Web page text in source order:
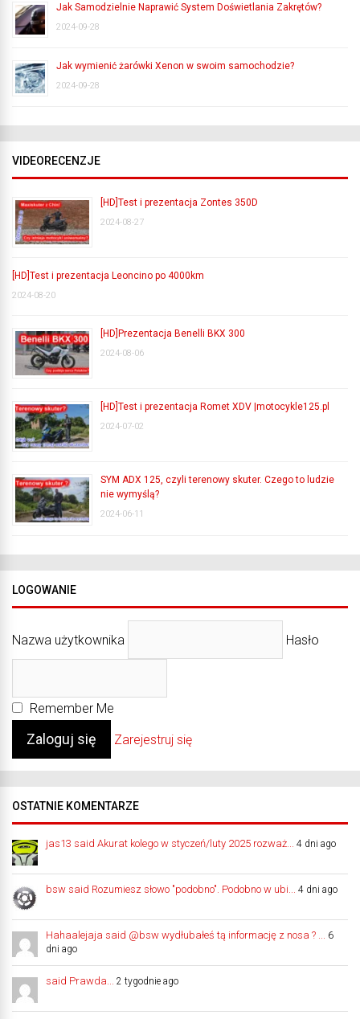
Jak Samodzielnie Naprawić System Doświetlania Zakrętów?
2024-09-28
Jak wymienić żarówki Xenon w swoim samochodzie?
2024-09-28
VIDEORECENZJE
[HD]Test i prezentacja Zontes 350D
2024-08-27
[HD]Test i prezentacja Leoncino po 4000km
2024-08-20
[HD]Prezentacja Benelli BKX 300
2024-08-06
[HD]Test i prezentacja Romet XDV |motocykle125.pl
2024-07-02
SYM ADX 125, czyli terenowy skuter. Czego to ludzie
nie wymyślą?
2024-06-11
LOGOWANIE
Nazwa użytkownika Hasło
Remember Me
Zarejestruj się
OSTATNIE KOMENTARZE
jas13 said Akurat kolego w styczeń/luty 2025 rozważ... 4 dni ago
bsw said Rozumiesz słowo "podobno". Podobno w ubi... 4 dni ago
Hahaalejaja said @bsw wydłubałeś tą informację z nosa ? ...
6
dni ago
said Prawda... 2 tygodnie ago